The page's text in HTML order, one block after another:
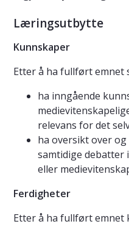
Læringsutbytte
Kunnskaper
Etter å ha fullført emnet
ha inngående
relevans for det
ha oversikt over
samtidige debatter
eller
Ferdigheter
Etter å ha fullført emnet